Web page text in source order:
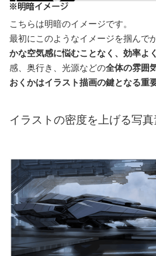
こちらは明暗のイメージです。
最初にこのようなイメージを掴んで
かな空気感に悩むことなく、効率よ
感、奥行き、光源などの全体の雰囲
おくかはイラスト描画の鍵となる重
イラストの密度を上げる写